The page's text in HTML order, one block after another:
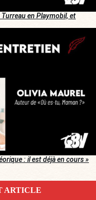
en Playmobil, et
: il est déjà en cours »
ARTICLE